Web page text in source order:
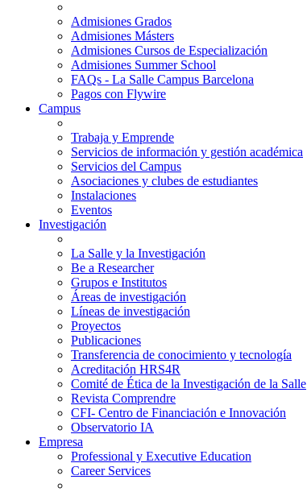
Admisiones Grados
Admisiones Másters
Admisiones Cursos de Especialización
Admisiones Summer School
FAQs - La Salle Campus Barcelona
Pagos con Flywire
Campus
Trabaja y Emprende
Servicios de información y gestión académica
Servicios del Campus
Asociaciones y clubes de estudiantes
Instalaciones
Eventos
Investigación
La Salle y la Investigación
Be a Researcher
Grupos e Institutos
Áreas de investigación
Líneas de investigación
Proyectos
Publicaciones
Transferencia de conocimiento y tecnología
Acreditación HRS4R
Comité de Ética de la Investigación de la Salle
Revista Comprendre
CFI- Centro de Financiación e Innovación
Observatorio IA
Empresa
Professional y Executive Education
Career Services